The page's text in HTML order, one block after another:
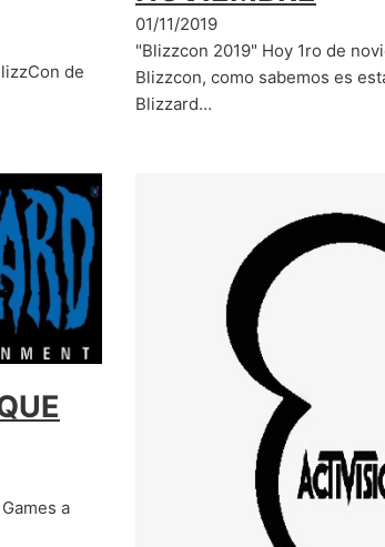
de
01/11/2019
"Blizzcon 2019" Hoy 1ro de
Blizzcon, como sabemos es
Blizzard…
a